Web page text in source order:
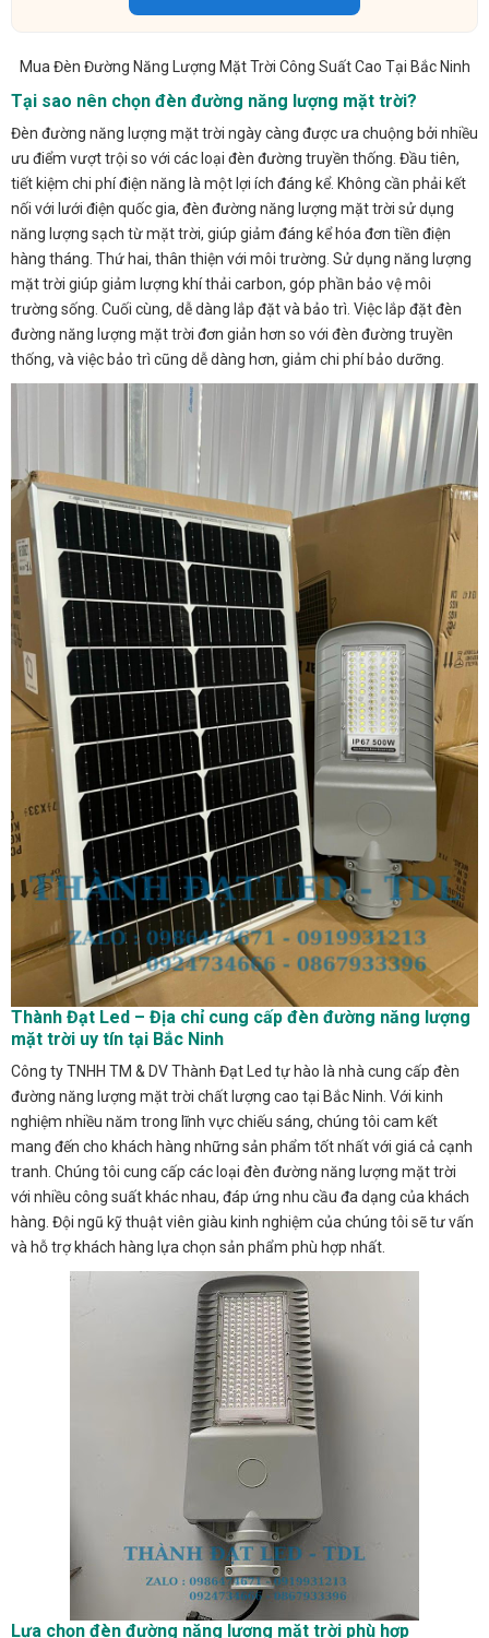
Mua Đèn Đường Năng Lượng Mặt Trời Công Suất Cao Tại Bắc Ninh
Tại sao nên chọn đèn đường năng lượng mặt trời?
Đèn đường năng lượng mặt trời ngày càng được ưa chuộng bởi nhiều
ưu điểm vượt trội so với các loại đèn đường truyền thống. Đầu tiên,
tiết kiệm chi phí điện năng là một lợi ích đáng kể. Không cần phải kết
nối với lưới điện quốc gia, đèn đường năng lượng mặt trời sử dụng
năng lượng sạch từ mặt trời, giúp giảm đáng kể hóa đơn tiền điện
hàng tháng. Thứ hai, thân thiện với môi trường. Sử dụng năng lượng
mặt trời giúp giảm lượng khí thải carbon, góp phần bảo vệ môi
trường sống. Cuối cùng, dễ dàng lắp đặt và bảo trì. Việc lắp đặt đèn
đường năng lượng mặt trời đơn giản hơn so với đèn đường truyền
thống, và việc bảo trì cũng dễ dàng hơn, giảm chi phí bảo dưỡng.
Thành Đạt Led – Địa chỉ cung cấp đèn đường năng lượng
mặt trời uy tín tại Bắc Ninh
Công ty TNHH TM & DV Thành Đạt Led tự hào là nhà cung cấp đèn
đường năng lượng mặt trời chất lượng cao tại Bắc Ninh. Với kinh
nghiệm nhiều năm trong lĩnh vực chiếu sáng, chúng tôi cam kết
mang đến cho khách hàng những sản phẩm tốt nhất với giá cả cạnh
tranh. Chúng tôi cung cấp các loại đèn đường năng lượng mặt trời
với nhiều công suất khác nhau, đáp ứng nhu cầu đa dạng của khách
hàng. Đội ngũ kỹ thuật viên giàu kinh nghiệm của chúng tôi sẽ tư vấn
và hỗ trợ khách hàng lựa chọn sản phẩm phù hợp nhất.
Lựa chọn đèn đường năng lượng mặt trời phù hợp